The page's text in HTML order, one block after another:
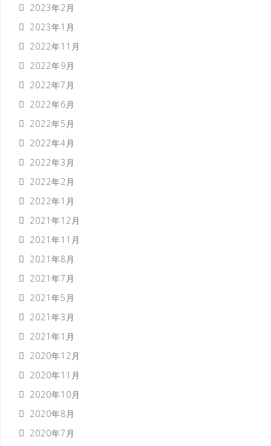
2023年2月
2023年1月
2022年11月
2022年9月
2022年7月
2022年6月
2022年5月
2022年4月
2022年3月
2022年2月
2022年1月
2021年12月
2021年11月
2021年8月
2021年7月
2021年5月
2021年3月
2021年1月
2020年12月
2020年11月
2020年10月
2020年8月
2020年7月